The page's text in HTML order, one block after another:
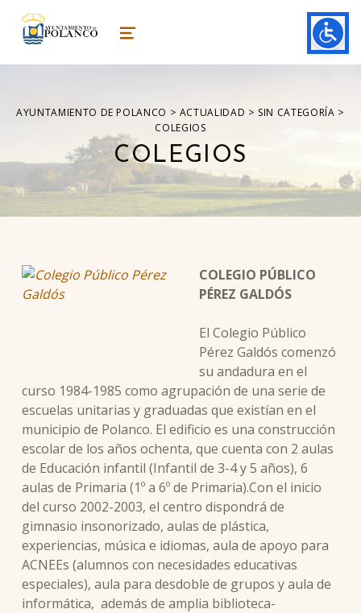
ayuntamiento de polanco
AYUNTAMIENTO DE POLANCO MENU
AYUNTAMIENTO DE POLANCO > ACTUALIDAD > SIN CATEGORÍA >
COLEGIOS
COLEGIOS
COLEGIO PÚBLICO
PÉREZ GALDÓS
El Colegio Público
Pérez Galdós comenzó
su andadura en el
curso 1984-1985 como agrupación de una serie de
escuelas unitarias y graduadas que existían en el
municipio de Polanco. El edificio es una construcción
escolar de los años ochenta, que cuenta con 2 aulas
de Educación infantil (Infantil de 3-4 y 5 años), 6
aulas de Primaria (1º a 6º de Primaria).Con el inicio
del curso 2002-2003, el centro dispondrá de
gimnasio insonorizado, aulas de plástica,
experiencias, música e idiomas, aula de apoyo para
ACNEEs (alumnos con necesidades educativas
especiales), aula para desdoble de grupos y aula de
informática, además de amplia biblioteca-